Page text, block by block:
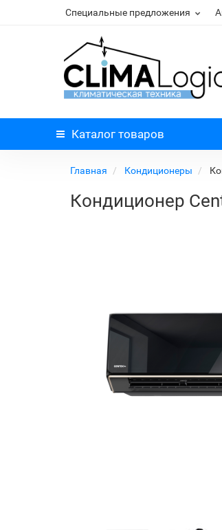
Специальные предложения
Каталог товаров
Главная Кондиционеры
Кондиционер